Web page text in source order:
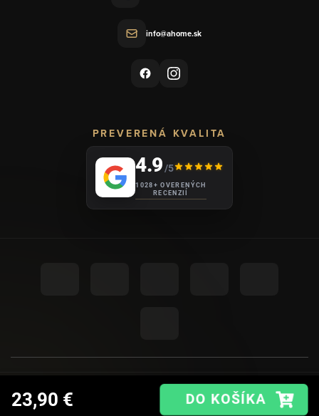
info@ahome.sk
PREVERENÁ KVALITA
4.9/5
1028+ OVERENÝCH
RECENZIÍ
VYTVORIL SHOPTET PREMIUM
UPRAVIŤ NASTAVENIE COOKIES
23,90 €